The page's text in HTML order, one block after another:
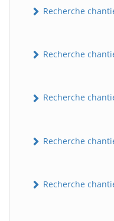
Recherche
Recherche
Recherche
Recherche
Recherche